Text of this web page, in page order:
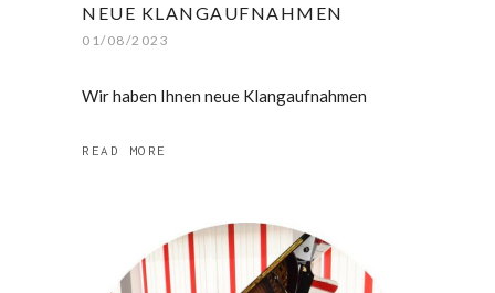
NEUE KLANGAUFNAHMEN
01/08/2023
Wir haben Ihnen neue Klangaufnahmen
READ MORE